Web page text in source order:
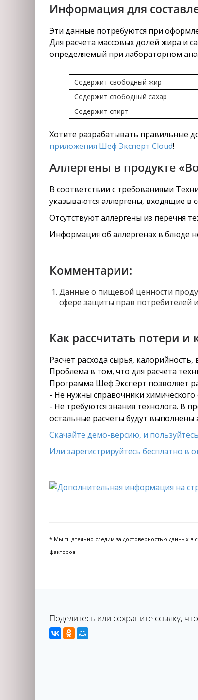
Информация для
Эти данные потребуются при
Для расчета массовых долей жира и
определяемый при лабораторном
Содержит свободный жир
Содержит свободный сахар
Содержит спирт
Хотите разрабатывать правильные
приложения Шеф Эксперт Cloud!
Аллергены в продукте
В соответствии с требованиями
указываются аллергены, входящие в
Отсутствуют аллергены из перечня
Информация об аллергенах в блюде
Комментарии:
Данные о пищевой ценности
сфере защиты прав потребителей
Как рассчитать потери
Расчет расхода сырья,
Проблема в том, что для расчета
Программа Шеф Эксперт позволяет
- Не нужны справочники химического
- Не требуются знания технолога. В
остальные расчеты будут выполнены
Скачайте демо-версию, и
Или зарегистрируйтесь бесплатно в
* Мы тщательно следим за достоверностью данных в
факторов.
Поделитесь или сохраните ссылку,